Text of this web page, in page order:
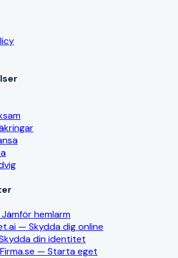
hemlarm
— Skydda dig online
din identitet
— Starta eget